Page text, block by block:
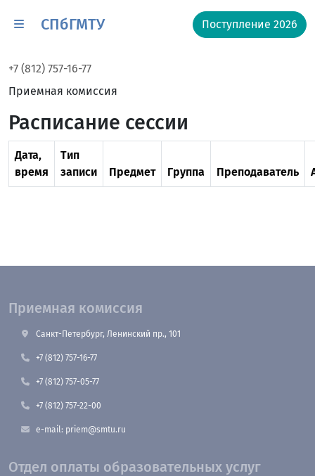
СПбГМТУ Поступление 2026
+7 (812) 757-16-77
Приемная комиссия
Расписание сессии
Дата,
время
Тип
записи
Предмет Группа Преподаватель
Приемная комиссия
Санкт-Петербург, Ленинский пр., 101
+7 (812) 757-16-77
+7 (812) 757-05-77
+7 (812) 757-22-00
e-mail: priem@smtu.ru
Отдел оплаты образовательных услуг